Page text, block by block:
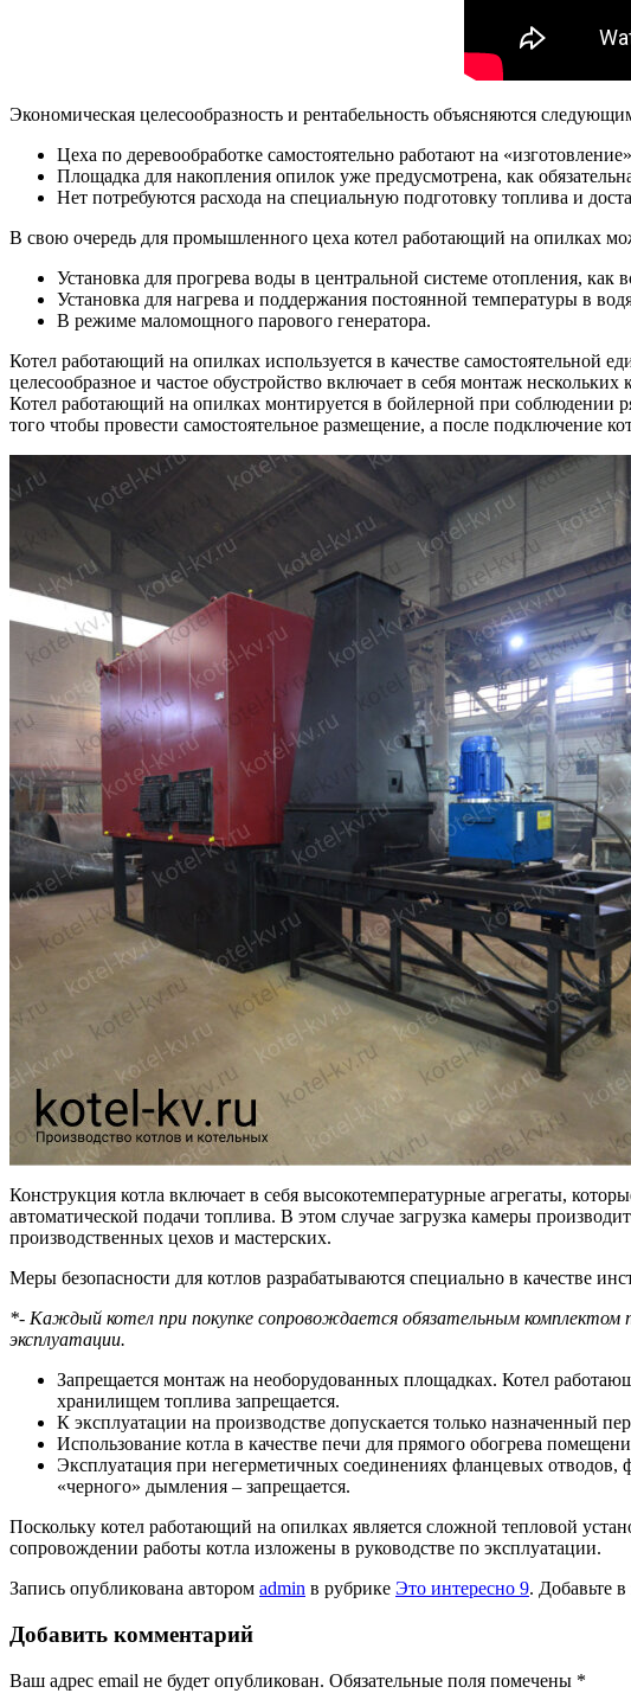
Экономическая целесообразность и рентабельность объясняются
Цеха по деревообработке самостоятельно работают на
Площадка для накопления опилок уже предусмотрена, как
Нет потребуются расхода на специальную подготовку топлива и
В свою очередь для промышленного цеха котел работающий на опилках
Установка для прогрева воды в центральной системе отопления, как
Установка для нагрева и поддержания постоянной температуры в
В режиме маломощного парового генератора.
Котел работающий на опилках используется в качестве самостоятельной
целесообразное и частое обустройство включает в себя монтаж
Котел работающий на опилках монтируется в бойлерной при соблюдении
того чтобы провести самостоятельное размещение, а после подключение
Конструкция котла включает в себя высокотемпературные агрегаты,
автоматической подачи топлива. В этом случае загрузка камеры
производственных цехов и мастерских.
Меры безопасности для котлов разрабатываются специально в качестве
*- Каждый котел при покупке сопровождается обязательным
эксплуатации.
Запрещается монтаж на необорудованных площадках. Котел
хранилищем топлива запрещается.
К эксплуатации на производстве допускается только назначенный
Использование котла в качестве печи для прямого обогрева
Эксплуатация при негерметичных соединениях фланцевых
«черного» дымления – запрещается.
Поскольку котел работающий на опилках является сложной тепловой
сопровождении работы котла изложены в руководстве по эксплуатации.
Запись опубликована автором admin в рубрике Это интересно 9. Добавьте в
Добавить комментарий
Ваш адрес email не будет опубликован. Обязательные поля помечены *